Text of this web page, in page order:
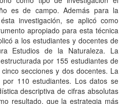
es de campo. Además para la
investigación, se aplicó como
apropiado para esta técnica
a los estudiantes y docentes de
Estudios de la Naturaleza. La
por 155 estudiantes de
secciones y dos docentes. La
por 110 estudiantes. Los datos se
descriptiva de cifras absolutas
resultado, que la estrategia más